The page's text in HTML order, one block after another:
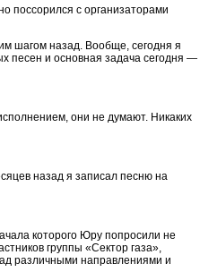
поссорился с организаторами
шагом назад. Вообще, сегодня я
песен и основная задача сегодня —
они не думают. Никаких
назад я записал песню на
которого Юру попросили не
группы «Сектор газа»,
различными направлениями и